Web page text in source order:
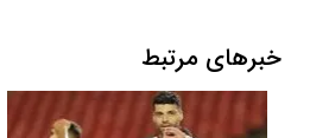
خبرهای مرتبط